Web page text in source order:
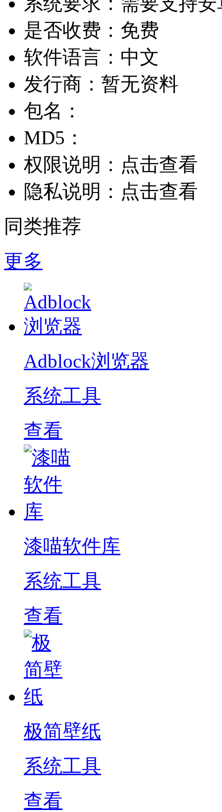
是否收费： 免费
软件语言： 中文
发行商： 暂无资料
包名：
MD5：
权限说明： 点击查看
隐私说明： 点击查看
同类推荐
更多
Adblock浏览器
系统工具
查看
漆喵软件库
系统工具
查看
极简壁纸
系统工具
查看